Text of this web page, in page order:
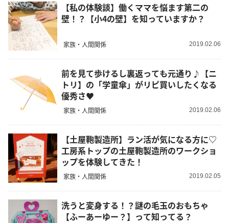
【私の体験談】働くママを悩ます第二の
壁！？【小4の壁】を知っていますか？
家族・人間関係 2019.02.06
前を見て歩けるし裏返っても元通り♪【ニ
トリ】の「学童傘」がリピ買いしたくなる
優秀さ♥
家族・人間関係 2019.02.06
【土屋鞄製造所】ラン活が気になる方に♡
工房系トップの土屋鞄製造所のワークショ
ップを体験してきた！
家族・人間関係 2019.02.05
洗うと変身する！？謎の毛玉のおもちゃ
【ふーあーゆー？】って知ってる？